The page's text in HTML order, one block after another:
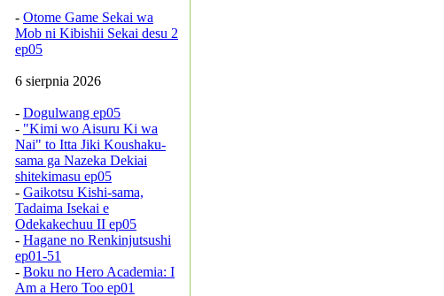
- Otome Game Sekai wa
Mob ni Kibishii Sekai desu 2
ep05
6 sierpnia 2026
- Dogulwang ep05
- "Kimi wo Aisuru Ki wa
Nai" to Itta Jiki Koushaku-
sama ga Nazeka Dekiai
shitekimasu ep05
- Gaikotsu Kishi-sama,
Tadaima Isekai e
Odekakechuu II ep05
- Hagane no Renkinjutsushi
ep01-51
- Boku no Hero Academia: I
Am a Hero Too ep01